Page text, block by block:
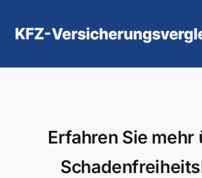
Inhalt
Hilfe und Kontakt
Erfahren Sie mehr